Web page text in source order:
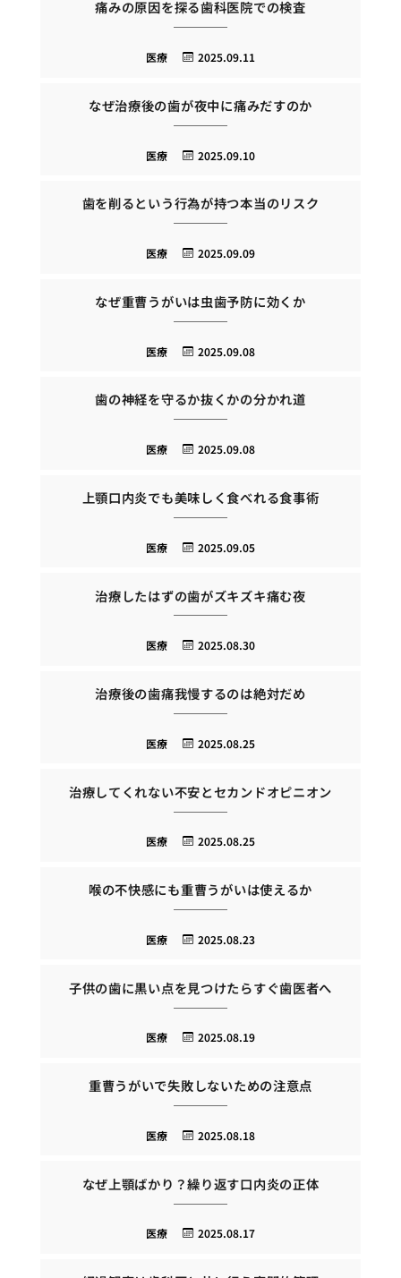
痛みの原因を探る歯科医院での検査
2025.09.11
医療
なぜ治療後の歯が夜中に痛みだすのか
2025.09.10
医療
歯を削るという行為が持つ本当のリスク
2025.09.09
医療
なぜ重曹うがいは虫歯予防に効くか
2025.09.08
医療
歯の神経を守るか抜くかの分かれ道
2025.09.08
医療
上顎口内炎でも美味しく食べれる食事術
2025.09.05
医療
治療したはずの歯がズキズキ痛む夜
2025.08.30
医療
治療後の歯痛我慢するのは絶対だめ
2025.08.25
医療
治療してくれない不安とセカンドオピニオン
2025.08.25
医療
喉の不快感にも重曹うがいは使えるか
2025.08.23
医療
子供の歯に黒い点を見つけたらすぐ歯医者へ
2025.08.19
医療
重曹うがいで失敗しないための注意点
2025.08.18
医療
なぜ上顎ばかり？繰り返す口内炎の正体
2025.08.17
医療